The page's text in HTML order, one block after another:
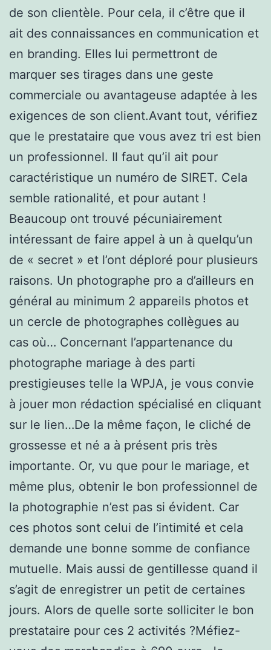
de son clientèle. Pour cela, il c’être que il
ait des connaissances en communication et
en branding. Elles lui permettront de
marquer ses tirages dans une geste
commerciale ou avantageuse adaptée à les
exigences de son client.Avant tout, vérifiez
que le prestataire que vous avez tri est bien
un professionnel. Il faut qu’il ait pour
caractéristique un numéro de SIRET. Cela
semble rationalité, et pour autant !
Beaucoup ont trouvé pécuniairement
intéressant de faire appel à un à quelqu’un
de « secret » et l’ont déploré pour plusieurs
raisons. Un photographe pro a d’ailleurs en
général au minimum 2 appareils photos et
un cercle de photographes collègues au
cas où… Concernant l’appartenance du
photographe mariage à des parti
prestigieuses telle la WPJA, je vous convie
à jouer mon rédaction spécialisé en cliquant
sur le lien…De la même façon, le cliché de
grossesse et né a à présent pris très
importante. Or, vu que pour le mariage, et
même plus, obtenir le bon professionnel de
la photographie n’est pas si évident. Car
ces photos sont celui de l’intimité et cela
demande une bonne somme de confiance
mutuelle. Mais aussi de gentillesse quand il
s’agit de enregistrer un petit de certaines
jours. Alors de quelle sorte solliciter le bon
prestataire pour ces 2 activités ?Méfiez-